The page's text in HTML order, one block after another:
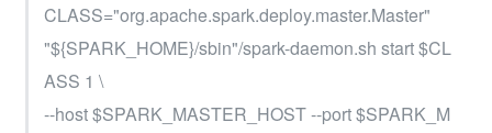
CLASS="org.apache.spark.deploy.master.Master"
"${SPARK_HOME}/sbin"/spark-daemon.sh start $CL
ASS 1 \
--host $SPARK_MASTER_HOST --port $SPARK_M